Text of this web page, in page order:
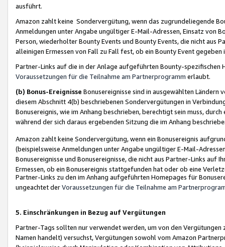
ausführt.
Amazon zahlt keine Sondervergütung, wenn das zugrundeliegende
Anmeldungen unter Angabe ungültiger E-Mail-Adressen, Einsatz von
Person, wiederholter Bounty Events und Bounty Events, die nicht
alleinigen Ermessen von Fall zu Fall fest, ob ein Bounty Event
Partner-Links auf die in der Anlage aufgeführten Bounty-spezifischen
Voraussetzungen für die Teilnahme am Partnerprogramm erlaubt.
(b) Bonus-Ereignisse Bonusereignisse sind in ausgewählten Ländern
diesem Abschnitt 4(b) beschriebenen Sondervergütungen in
Bonusereignis, wie im Anhang beschrieben, berechtigt sein muss,
während der sich daraus ergebenden Sitzung die im Anhang
Amazon zahlt keine Sondervergütung, wenn ein Bonusereignis
(beispielsweise Anmeldungen unter Angabe ungültiger E-Mail-
Bonusereignisse und Bonusereignisse, die nicht aus Partner-Links auf
Ermessen, ob ein Bonusereignis stattgefunden hat oder ob eine
Partner-Links zu den im Anhang aufgeführten Homepages für
ungeachtet derVoraussetzungen für die Teilnahme am
5. Einschränkungen in Bezug auf Vergütungen
Partner-Tags sollten nur verwendet werden, um von den
Namen handelt) versuchst, Vergütungen sowohl vom Amazon